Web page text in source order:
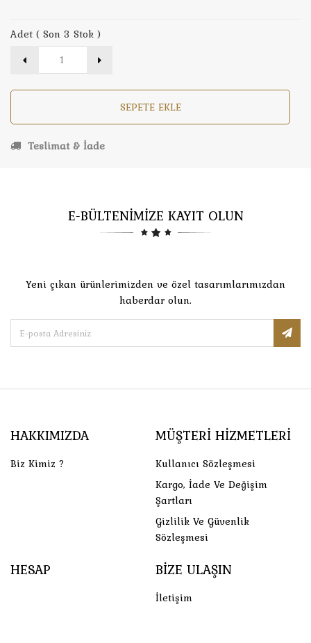
Adet ( Son 3 Stok )
SEPETE EKLE
Teslimat & İade
E-BÜLTENİMİZE KAYIT OLUN
Yeni çıkan ürünlerimizden ve özel tasarımlarımızdan
haberdar olun.
HAKKIMIZDA
Biz Kimiz ?
MÜŞTERI HIZMETLERI
Kullanıcı Sözleşmesi
Kargo, İade Ve Değişim
Şartları
Gizlilik Ve Güvenlik
Sözleşmesi
HESAP BIZE ULAŞIN
İletişim